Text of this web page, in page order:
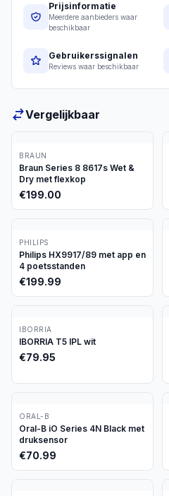
Prijsinformatie
Meerdere aanbieders waar
beschikbaar
Gebruikerssignalen
Reviews waar beschikbaar
Vergelijkbaar
BRAUN
Braun Series 8 8617s Wet &
Dry met flexkop
€199.00
PHILIPS
Philips HX9917/89 met app en
4 poetsstanden
€199.99
IBORRIA
IBORRIA T5 IPL wit
€79.95
ORAL-B
Oral-B iO Series 4N Black met
druksensor
€70.99